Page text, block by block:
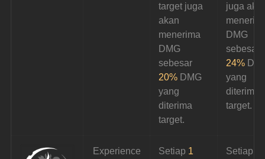
target juga
akan
menerima
DMG
sebesar
20% DMG
yang
diterima
target.
juga
DMG
sebesar
24%
yang
diterima
target.
Experience
Setiap 1
Setiap